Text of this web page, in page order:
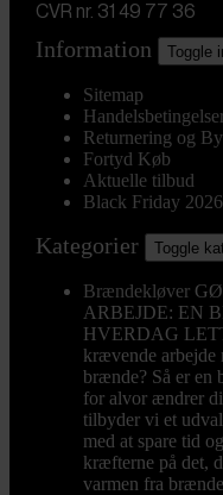
CVR nr. 31 49 77 36
Information Toggle
Sitemap
Returnering og
Fortyd Køb
Aktuelle tilbud
Black Friday 2026
Kategorier Toggle
Brændekløver
ARBEJDE: EN
HVERDAG
krævende arbejde
brænde? Så er en
for alvor ændrer
tilbyder vi et
med at spare tid
kræfterne på det,
varmen fra